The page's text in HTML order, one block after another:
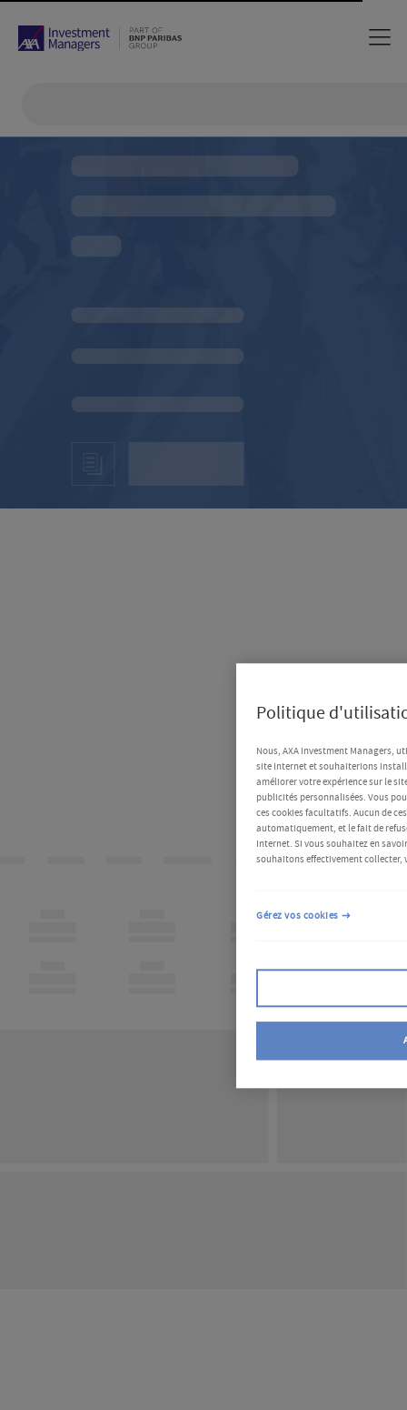
Politique
Nous, AXA Investment Managers,
site Internet et souhaiterions
améliorer votre expérience sur le
publicités personnalisées. Vous
ces cookies facultatifs. Aucun de
automatiquement, et le fait de
Internet. Si vous souhaitez en
souhaitons effectivement collecter,
Gérez vos cookies